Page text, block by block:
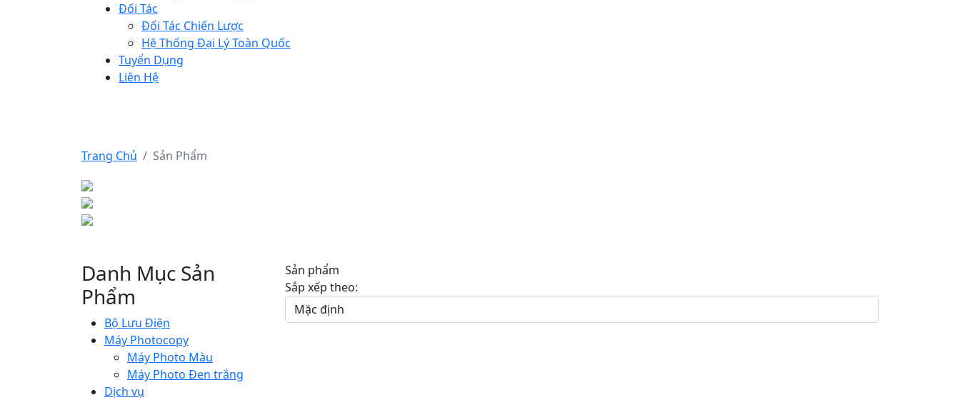
Đối Tác
Đối Tác Chiến Lược
Hệ Thống Đại Lý Toàn Quốc
Tuyển Dụng
Liên Hệ
Trang Chủ Sản Phẩm
Danh Mục Sản
Phẩm
Bộ Lưu Điện
Máy Photocopy
Máy Photo Màu
Máy Photo Đen trắng
Dịch vụ
Sản phẩm
Sắp xếp theo: